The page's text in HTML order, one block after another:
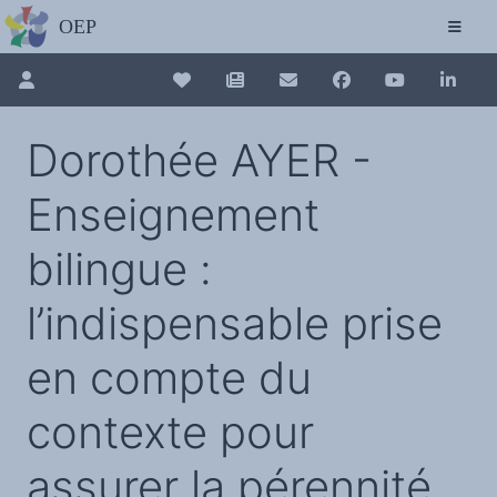
Les Assises européennes du
Découvrez le site avec Mistral IA, Deepseek, ChatGPT, etc.
La Charte européenne du plurilinguisme
Qui sommes-nous ?
Agir avec l'OEP
Contacter l'OEP
Demander un stage
Régles de confidentialité
LES ACTIONS
La Lettre de l'OEP
Les éditos de l'OEP
La petite librairie de l'OEP
Collection Plurilinguisme
L'annuaire des chercheurs et équipes de recherche sur le plurilinguisme
Les séminaires en partenariat
Une cagnotte pour installer le plurilinguisme à l'université
PÔLE RECHERCHE
Colloques et séminaires
Appels à communication ou projet
Classement thématique
Instituts et centres de recherche
Dorothée AYER -
Enseignement
bilingue :
l’indispensable prise
en compte du
contexte pour